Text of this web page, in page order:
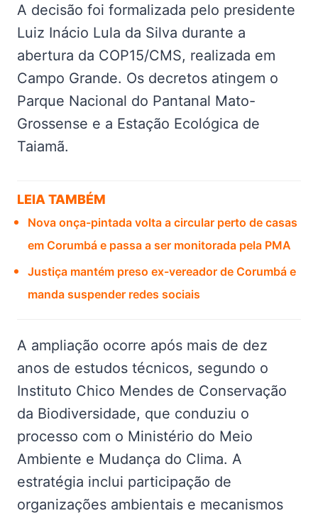
A decisão foi formalizada pelo presidente
Luiz Inácio Lula da Silva durante a
abertura da COP15/CMS, realizada em
Campo Grande. Os decretos atingem o
Parque Nacional do Pantanal Mato-
Grossense e a Estação Ecológica de
Taiamã.
LEIA TAMBÉM
Nova onça-pintada volta a circular perto de casas
em Corumbá e passa a ser monitorada pela PMA
Justiça mantém preso ex-vereador de Corumbá e
manda suspender redes sociais
A ampliação ocorre após mais de dez
anos de estudos técnicos, segundo o
Instituto Chico Mendes de Conservação
da Biodiversidade, que conduziu o
processo com o Ministério do Meio
Ambiente e Mudança do Clima. A
estratégia inclui participação de
organizações ambientais e mecanismos